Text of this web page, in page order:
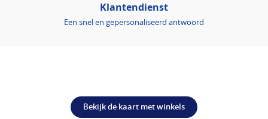
Klantendienst
Een snel en gepersonaliseerd antwoord
Bekijk de kaart met winkels